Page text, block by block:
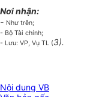
Nơi nhận:
- Như trên;
- Bộ Tài chính;
- Lưu: VP, Vụ TL (3).
Nội dung VB